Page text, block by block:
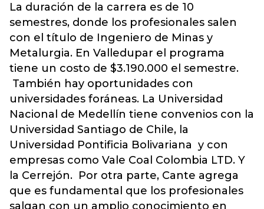
La duración de la carrera es de 10
semestres, donde los profesionales salen
con el título de Ingeniero de Minas y
Metalurgia. En Valledupar el programa
tiene un costo de $3.190.000 el semestre.
También hay oportunidades con
universidades foráneas. La Universidad
Nacional de Medellín tiene convenios con la
Universidad Santiago de Chile, la
Universidad Pontificia Bolivariana y con
empresas como Vale Coal Colombia LTD. Y
la Cerrejón. Por otra parte, Cante agrega
que es fundamental que los profesionales
salgan con un amplio conocimiento en